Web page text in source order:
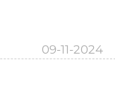
09-11-2024